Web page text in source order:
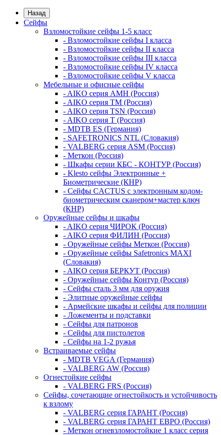
Назад
Сейфы
Взломостойкие сейфы 1-5 класс
- Взломостойкие сейфы I класса
- Взломостойкие сейфы II класса
- Взломостойкие сейфы III класса
- Взломостойкие сейфы IV класса
- Взломостойкие сейфы V класса
Мебельные и офисные сейфы
- AIKO серия AMH (Россия)
- AIKO серия TM (Россия)
- AIKO серия TSN (Россия)
- AIKO серия Т (Россия)
- MDTB ES (Германия)
- SAFETRONICS NTL (Словакия)
- VALBERG серия ASM (Россия)
- Меткон (Россия)
- Шкафы серии КБС - КОНТУР (Россия)
- Klesto сейфы Электронные +
Биометрические (КНР)
- Сейфы CACTUS с электронным кодом-
биометрическим сканером+мастер ключ
(КНР)
Оружейные сейфы и шкафы
- AIKO серия ЧИРОК (Россия)
- AIKO серия ФИЛИН (Россия)
- Оружейные сейфы Меткон (Россия)
- Оружейные сейфы Safetronics MAXI
(Словакия)
- AIKO серия БЕРКУТ (Россия)
- Оружейные сейфы Контур (Россия)
- Сейфы сталь 3 мм для оружия
- Элитные оружейные сейфы
- Армейские шкафы и сейфы для полиции
- Ложементы и подставки
- Сейфы для патронов
- Сейфы для пистолетов
- Сейфы на 1-2 ружья
Встраиваемые сейфы
- MDTB VEGA (Германия)
- VALBERG AW (Россия)
Огнестойкие сейфы
- VALBERG FRS (Россия)
Сейфы, сочетающие огнестойкость и устойчивость
к взлому
- VALBERG серия ГАРАНТ (Россия)
- VALBERG серия ГАРАНТ ЕВРО (Россия)
- Меткон огневзломостойкие 1 класс серия